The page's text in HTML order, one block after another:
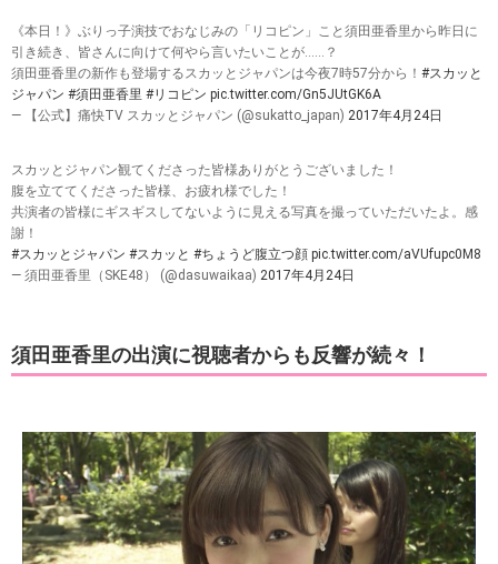
《本日！》ぶりっ子演技でおなじみの「リコピン」こと須田亜香里から昨日に
引き続き、皆さんに向けて何やら言いたいことが……？
須田亜香里の新作も登場するスカッとジャパンは今夜7時57分から！ #スカッと
ジャパン #須田亜香里 #リコピン pic.twitter.com/Gn5JUtGK6A
— 【公式】痛快TV スカッとジャパン (@sukatto_japan) 2017年4月24日
スカッとジャパン観てくださった皆様ありがとうございました！
腹を立ててくださった皆様、お疲れ様でした！
共演者の皆様にギスギスしてないように見える写真を撮っていただいたよ。感
謝！
#スカッとジャパン #スカッと #ちょうど腹立つ顔 pic.twitter.com/aVUfupc0M8
— 須田亜香里（SKE48） (@dasuwaikaa) 2017年4月24日
須田亜香里の出演に視聴者からも反響が続々！